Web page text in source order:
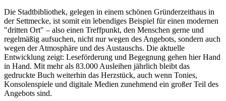
Die Stadtbibliothek, gelegen in einem schönen Gründerzeithaus in
der Settmecke, ist somit ein lebendiges Beispiel für einen modernen
"dritten Ort" – also einen Treffpunkt, den Menschen gerne und
regelmäßig aufsuchen, nicht nur wegen des Angebots, sondern auch
wegen der Atmosphäre und des Austauschs. Die aktuelle
Entwicklung zeigt: Leseförderung und Begegnung gehen hier Hand
in Hand. Mit mehr als 83.000 Ausleihen jährlich bleibt das
gedruckte Buch weiterhin das Herzstück, auch wenn Tonies,
Konsolenspiele und digitale Medien zunehmend ein großer Teil des
Angebots sind.